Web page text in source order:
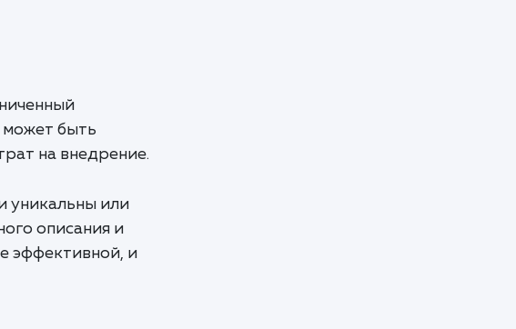
может быть
на внедрение.
уникальны или
описания и
эффективной, и